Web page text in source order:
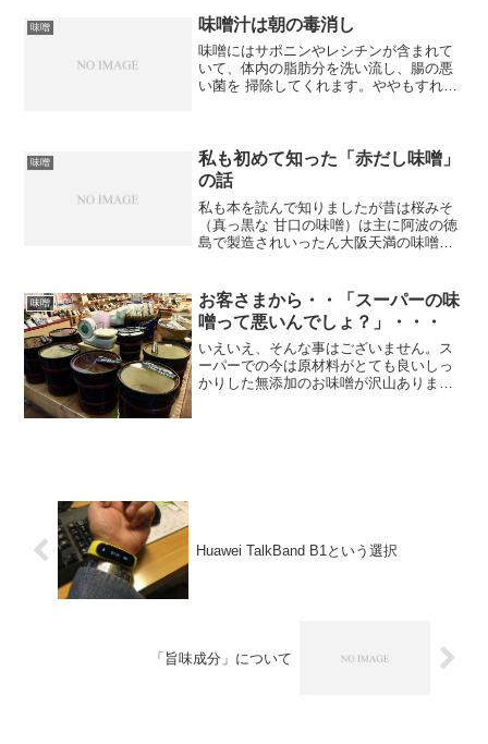
味噌 味噌汁は朝の毒消し
味噌にはサポニンやレシチンが含まれて
いて、体内の脂肪分を洗い流し、腸の悪
い菌を 掃除してくれます。ややもすれば
味噌
私も初めて知った「赤だし味噌」
の話
私も本を読んで知りましたが昔は桜みそ
（真っ黒な 甘口の味噌）は主に阿波の徳
島で製造されいったん大阪天満の味噌問
が通常の「赤だし」と呼ばれて広く利用
され親しまれました...
味噌
お客さまから・・「スーパーの味
噌って悪いんでしょ？」・・・
いえいえ、そんな事はございません。ス
ーパーでの今は原材料がとても良いしっ
かりした無添加のお味噌が沢山あります
Huawei TalkBand B1という選択
「旨味成分」について